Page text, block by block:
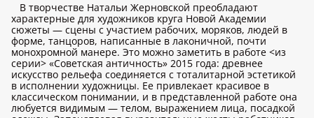
В творчестве Натальи Жерновской преобладают
характерные для художников круга Новой Академии
сюжеты — сцены с участием рабочих, моряков, людей в
форме, танцоров, написанные в лаконичной, почти
монохромной манере. Это можно заметить в работе <из
серии> «Советская античность» 2015 года: древнее
искусство рельефа соединяется с тоталитарной эстетикой
в исполнении художницы. Ее привлекает красивое в
классическом понимании, и в представленной работе она
любуется видимым — телом, выражением лица, посадкой